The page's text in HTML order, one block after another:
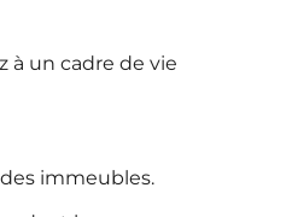
à un cadre de vie
immeubles.